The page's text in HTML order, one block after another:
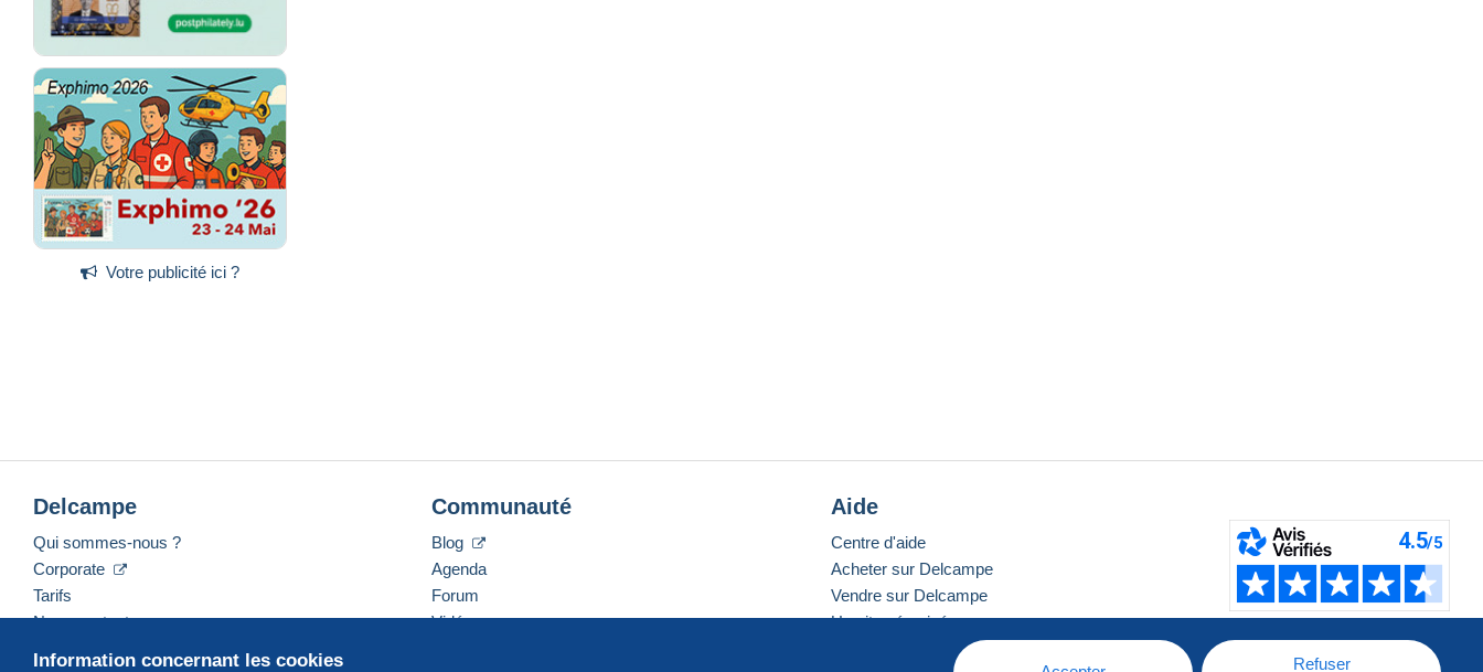
Votre publicité ici ?
Information concernant les cookies Refuser
Delcampe
Qui sommes-nous ?
Corporate
Tarifs
Nous contacter
Communauté
Blog
Agenda
Forum
Vidéos
Aide
Centre d'aide
Acheter sur Delcampe
Vendre sur Delcampe
Un site sécurisé